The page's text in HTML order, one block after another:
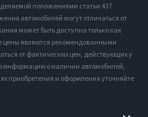
положениями статьи 437
автомобилей могут отличаться от
может быть доступна только как
цены являются рекомендованными
от фактических цен, действующих у
информацию о наличии автомобилей,
приобретения и оформления уточняйте